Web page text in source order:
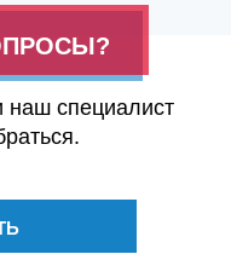
наш специалист